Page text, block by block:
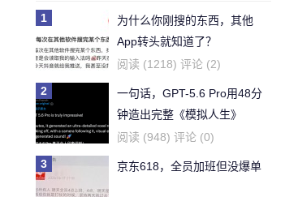
1
为什么你刚搜的东西，其他
App转头就知道了？
阅读 (1218) 评论 (2)
2
一句话，GPT-5.6 Pro用48分
钟造出完整《模拟人生》
阅读 (948) 评论 (0)
3 京东618，全员加班但没爆单